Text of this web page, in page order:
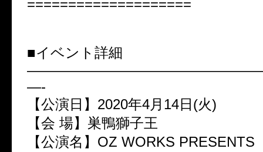
====================
■イベント詳細
—-
【公演日】2020年4月14日(火)
【会 場】巣鴨獅子王
【公演名】OZ WORKS PRESENTS